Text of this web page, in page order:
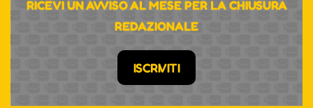
RICEVI UN AVVISO AL MESE PER LA CHIUSURA
REDAZIONALE
ISCRIVITI